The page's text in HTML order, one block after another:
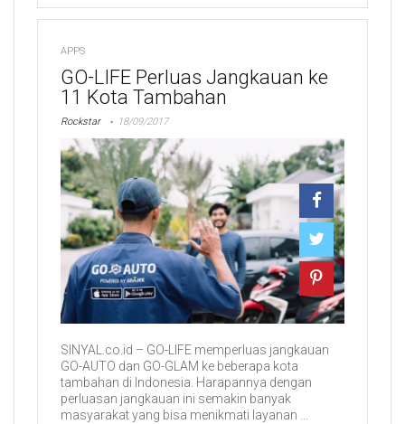
APPS
GO-LIFE Perluas Jangkauan ke
11 Kota Tambahan
Rockstar 18/09/2017
SINYAL.co.id – GO-LIFE memperluas jangkauan
GO-AUTO dan GO-GLAM ke beberapa kota
tambahan di Indonesia. Harapannya dengan
perluasan jangkauan ini semakin banyak
masyarakat yang bisa menikmati layanan ...